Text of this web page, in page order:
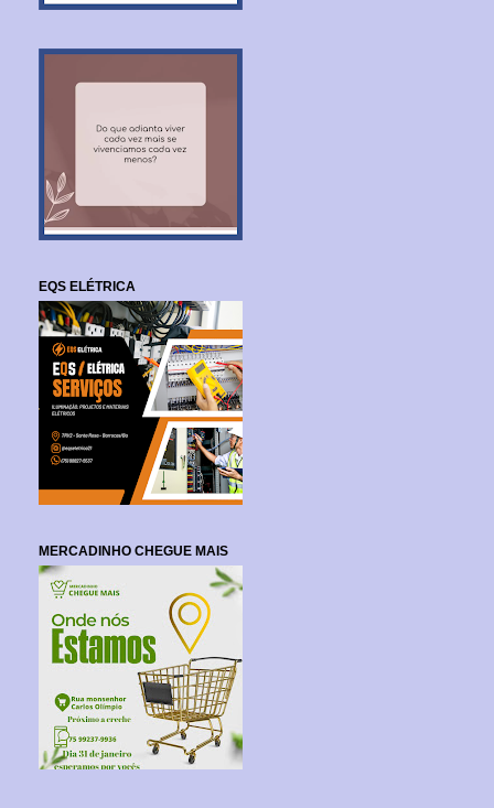
EQS ELÉTRICA
MERCADINHO CHEGUE MAIS